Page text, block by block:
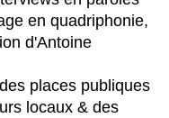
en quadriphonie,
d'Antoine
places publiques
locaux & des